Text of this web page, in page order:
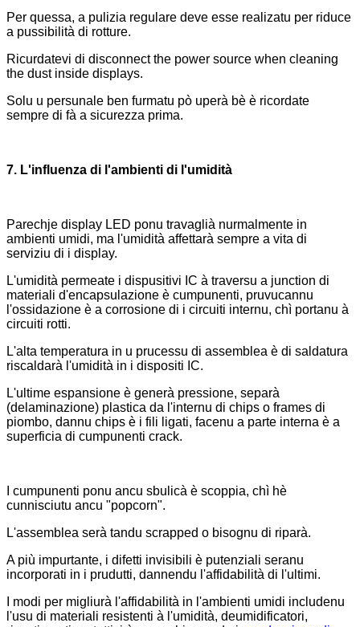
Per quessa, a pulizia regulare deve esse realizatu per riduce
a pussibilità di rotture.
Ricurdatevi di disconnect the power source when cleaning
the dust inside displays.
Solu u persunale ben furmatu pò uperà bè è ricordate
sempre di fà a sicurezza prima.
7. L'influenza di l'ambienti di l'umidità
Parechje display LED ponu travaglià nurmalmente in
ambienti umidi, ma l'umidità affettarà sempre a vita di
serviziu di i display.
L'umidità permeate i dispusitivi IC à traversu a junction di
materiali d'encapsulazione è cumpunenti, pruvucannu
l'ossidazione è a corrosione di i circuiti internu, chì portanu à
circuiti rotti.
L'alta temperatura in u prucessu di assemblea è di saldatura
riscaldarà l'umidità in i dispositi IC.
L'ultime espansione è generà pressione, separà
(delaminazione) plastica da l'internu di chips o frames di
piombo, dannu chips è i fili ligati, facenu a parte interna è a
superficia di cumpunenti crack.
I cumpunenti ponu ancu sbulicà è scoppia, chì hè
cunnisciutu ancu "popcorn".
L'assemblea serà tandu scrapped o bisognu di riparà.
A più impurtante, i difetti invisibili è putenziali seranu
incorporati in i prudutti, dannendu l'affidabilità di l'ultimi.
I modi per migliurà l'affidabilità in l'ambienti umidi includenu
l'usu di materiali resistenti à l'umidità, deumidificatori,